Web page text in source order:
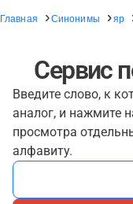
Главная Синонимы яр
Сервис
Введите слово, к
аналог, и нажмите
просмотра
алфавиту.